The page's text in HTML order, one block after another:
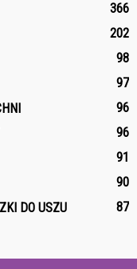
366
202
98
97
96
96
91
90
DO USZU
87